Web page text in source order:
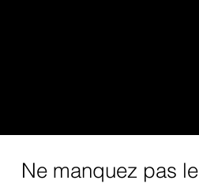
Ne manquez pas